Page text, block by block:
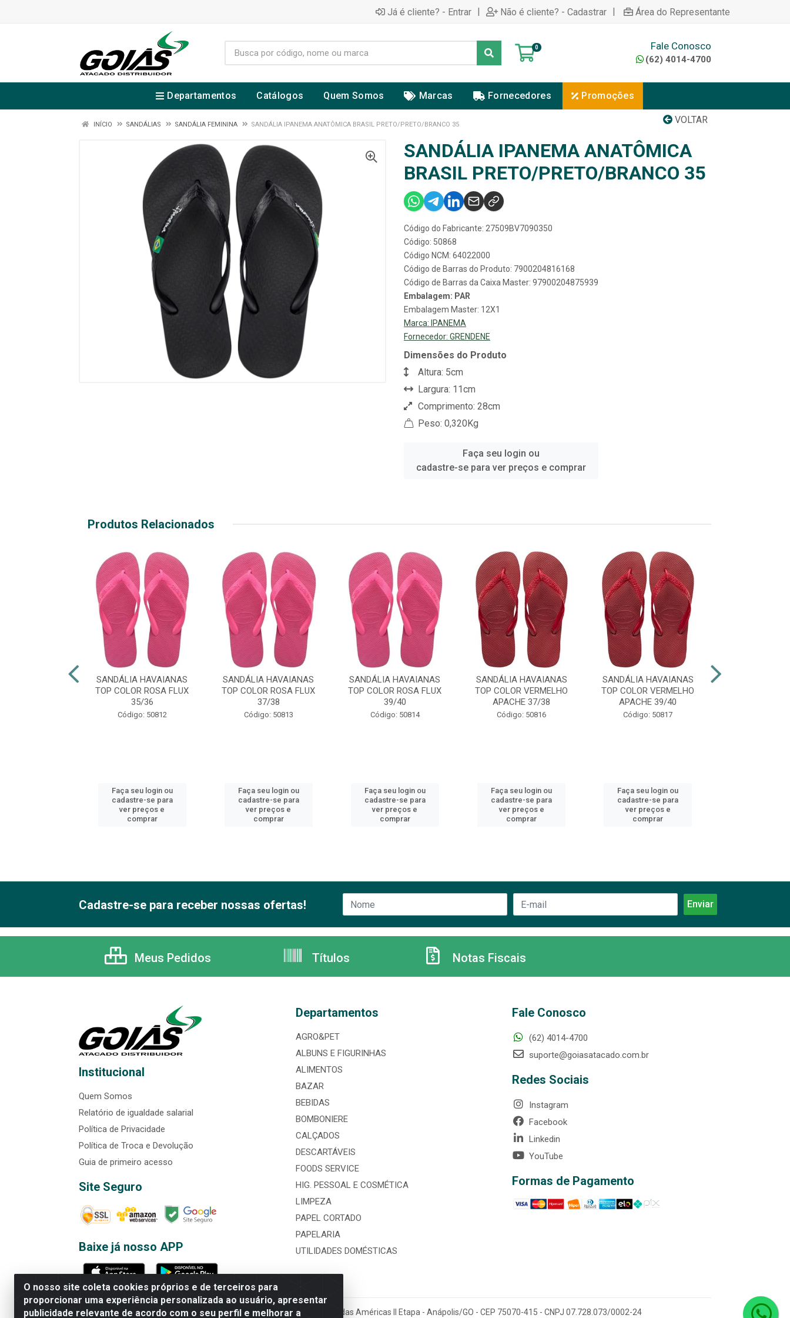
Já é cliente? - Entrar | Não é cliente? - Cadastrar | Área do Representante
0 Fale Conosco
(62) 4014-4700
Departamentos Catálogos Quem Somos Marcas Fornecedores Promoções
VOLTAR
INÍCIO SANDÁLIAS SANDÁLIA FEMININA SANDÁLIA IPANEMA ANATÔMICA BRASIL PRETO/PRETO/BRANCO 35
SANDÁLIA IPANEMA ANATÔMICA
BRASIL PRETO/PRETO/BRANCO 35
Código do Fabricante: 27509BV7090350
Código: 50868
Código NCM: 64022000
Código de Barras do Produto: 7900204816168
Código de Barras da Caixa Master: 97900204875939
Embalagem: PAR
Embalagem Master: 12X1
Marca: IPANEMA
Fornecedor: GRENDENE
Dimensões do Produto
Altura: 5cm
Largura: 11cm
Comprimento: 28cm
Peso: 0,320Kg
Faça seu login ou
cadastre-se para ver preços e comprar
Produtos Relacionados
SANDÁLIA HAVAIANAS
TOP COLOR ROSA FLUX
35/36
Código: 50812
Faça seu login ou
cadastre-se para
ver preços e
comprar
SANDÁLIA HAVAIANAS
TOP COLOR ROSA FLUX
37/38
Código: 50813
Faça seu login ou
cadastre-se para
ver preços e
comprar
SANDÁLIA HAVAIANAS
TOP COLOR ROSA FLUX
39/40
Código: 50814
Faça seu login ou
cadastre-se para
ver preços e
comprar
SANDÁLIA HAVAIANAS
TOP COLOR VERMELHO
APACHE 37/38
Código: 50816
Faça seu login ou
cadastre-se para
ver preços e
comprar
SANDÁLIA HAVAIANAS
TOP COLOR VERMELHO
APACHE 39/40
Código: 50817
Faça seu login ou
cadastre-se para
ver preços e
comprar
O nosso site coleta cookies próprios e de terceiros para
proporcionar uma experiência personalizada ao usuário, apresentar
publicidade relevante de acordo com o seu perfil e melhorar a
Cadastre-se para receber nossas ofertas!
Meus Pedidos Títulos Notas Fiscais
Institucional
Quem Somos
Relatório de igualdade salarial
Política de Privacidade
Política de Troca e Devolução
Guia de primeiro acesso
Site Seguro
Baixe já nosso APP
Departamentos
AGRO&PET
ALBUNS E FIGURINHAS
ALIMENTOS
BAZAR
BEBIDAS
BOMBONIERE
CALÇADOS
DESCARTÁVEIS
FOODS SERVICE
HIG. PESSOAL E COSMÉTICA
LIMPEZA
PAPEL CORTADO
PAPELARIA
UTILIDADES DOMÉSTICAS
Fale Conosco
(62) 4014-4700
suporte@goiasatacado.com.br
Redes Sociais
Instagram
Facebook
Linkedin
YouTube
Formas de Pagamento
Rede Brasil - Avenida Universitária, nº 3860, Jardim das Américas II Etapa - Anápolis/GO - CEP 75070-415 - CNPJ 07.728.073/0002-24